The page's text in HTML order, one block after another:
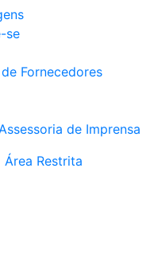
se
Fornecedores
de Imprensa
Área Restrita